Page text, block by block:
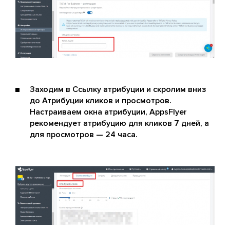
Заходим в Ссылку атрибуции и скролим вниз
до Атрибуции кликов и просмотров.
Настраиваем окна атрибуции, AppsFlyer
рекомендует атрибуцию для кликов 7 дней, а
для просмотров — 24 часа.